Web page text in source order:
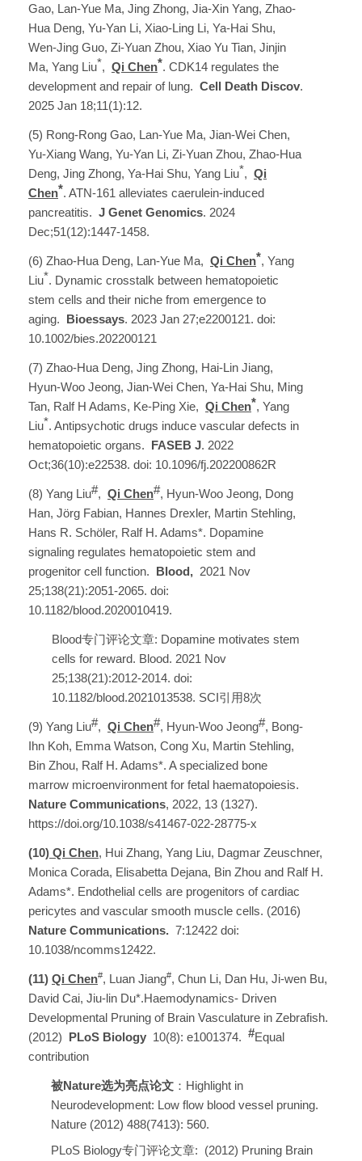
Gao, Lan-Yue Ma, Jing Zhong, Jia-Xin Yang, Zhao-
Hua Deng, Yu-Yan Li, Xiao-Ling Li, Ya-Hai Shu,
Wen-Jing Guo, Zi-Yuan Zhou, Xiao Yu Tian, Jinjin
Ma, Yang Liu*, Qi Chen*. CDK14 regulates the
development and repair of lung. Cell Death Discov.
2025 Jan 18;11(1):12.
(5) Rong-Rong Gao, Lan-Yue Ma, Jian-Wei Chen,
Yu-Xiang Wang, Yu-Yan Li, Zi-Yuan Zhou, Zhao-Hua
Deng, Jing Zhong, Ya-Hai Shu, Yang Liu*, Qi
Chen*. ATN-161 alleviates caerulein-induced
pancreatitis. J Genet Genomics. 2024
Dec;51(12):1447-1458.
(6) Zhao-Hua Deng, Lan-Yue Ma, Qi Chen*, Yang
Liu*. Dynamic crosstalk between hematopoietic
stem cells and their niche from emergence to
aging. Bioessays. 2023 Jan 27;e2200121. doi:
10.1002/bies.202200121
(7) Zhao-Hua Deng, Jing Zhong, Hai-Lin Jiang,
Hyun-Woo Jeong, Jian-Wei Chen, Ya-Hai Shu, Ming
Tan, Ralf H Adams, Ke-Ping Xie, Qi Chen*, Yang
Liu*. Antipsychotic drugs induce vascular defects in
hematopoietic organs. FASEB J. 2022
Oct;36(10):e22538. doi: 10.1096/fj.202200862R
(8) Yang Liu#, Qi Chen#, Hyun-Woo Jeong, Dong
Han, Jörg Fabian, Hannes Drexler, Martin Stehling,
Hans R. Schöler, Ralf H. Adams*. Dopamine
signaling regulates hematopoietic stem and
progenitor cell function. Blood, 2021 Nov
25;138(21):2051-2065. doi:
10.1182/blood.2020010419.
Blood专门评论文章: Dopamine motivates stem
cells for reward. Blood. 2021 Nov
25;138(21):2012-2014. doi:
10.1182/blood.2021013538. SCI引用8次
(9) Yang Liu#, Qi Chen#, Hyun-Woo Jeong#, Bong-
Ihn Koh, Emma Watson, Cong Xu, Martin Stehling,
Bin Zhou, Ralf H. Adams*. A specialized bone
marrow microenvironment for fetal haematopoiesis.
Nature Communications, 2022, 13 (1327).
https://doi.org/10.1038/s41467-022-28775-x
(10) Qi Chen, Hui Zhang, Yang Liu, Dagmar Zeuschner,
Monica Corada, Elisabetta Dejana, Bin Zhou and Ralf H.
Adams*. Endothelial cells are progenitors of cardiac
pericytes and vascular smooth muscle cells. (2016)
Nature Communications. 7:12422 doi:
10.1038/ncomms12422.
(11) Qi Chen#, Luan Jiang#, Chun Li, Dan Hu, Ji-wen Bu,
David Cai, Jiu-lin Du*.Haemodynamics- Driven
Developmental Pruning of Brain Vasculature in Zebrafish.
(2012) PLoS Biology 10(8): e1001374. #Equal
contribution
被Nature选为亮点论文 ：Highlight in
Neurodevelopment: Low flow blood vessel pruning.
Nature (2012) 488(7413): 560.
PLoS Biology专门评论文章: (2012) Pruning Brain